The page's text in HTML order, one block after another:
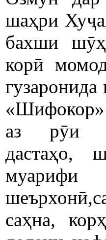
шаҳри
бахши
корӣ
«Шифокор»
аз рӯи
дастаҳо,
муарифи
саҳна,